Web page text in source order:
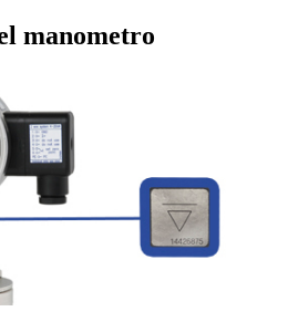
manometro